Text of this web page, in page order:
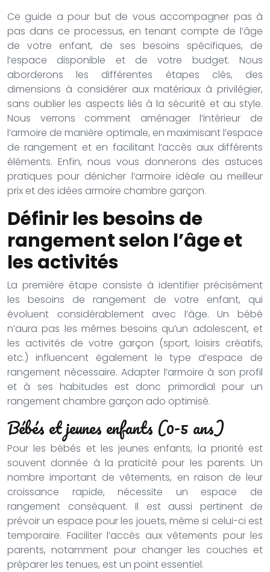
Ce guide a pour but de vous accompagner pas à
pas dans ce processus, en tenant compte de l’âge
de votre enfant, de ses besoins spécifiques, de
l’espace disponible et de votre budget. Nous
aborderons les différentes étapes clés, des
dimensions à considérer aux matériaux à privilégier,
sans oublier les aspects liés à la sécurité et au style.
Nous verrons comment aménager l’intérieur de
l’armoire de manière optimale, en maximisant l’espace
de rangement et en facilitant l’accès aux différents
éléments. Enfin, nous vous donnerons des astuces
pratiques pour dénicher l’armoire idéale au meilleur
prix et des idées armoire chambre garçon.
Définir les besoins de
rangement selon l’âge et
les activités
La première étape consiste à identifier précisément
les besoins de rangement de votre enfant, qui
évoluent considérablement avec l’âge. Un bébé
n’aura pas les mêmes besoins qu’un adolescent, et
les activités de votre garçon (sport, loisirs créatifs,
etc.) influencent également le type d’espace de
rangement nécessaire. Adapter l’armoire à son profil
et à ses habitudes est donc primordial pour un
rangement chambre garçon ado optimisé.
Bébés et jeunes enfants (0-5 ans)
Pour les bébés et les jeunes enfants, la priorité est
souvent donnée à la praticité pour les parents. Un
nombre important de vêtements, en raison de leur
croissance rapide, nécessite un espace de
rangement conséquent. Il est aussi pertinent de
prévoir un espace pour les jouets, même si celui-ci est
temporaire. Faciliter l’accès aux vêtements pour les
parents, notamment pour changer les couches et
préparer les tenues, est un point essentiel.